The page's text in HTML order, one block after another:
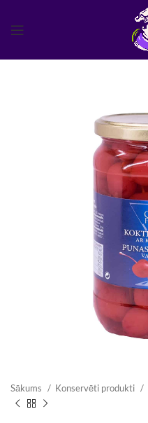
Sākums Konservēti produkti